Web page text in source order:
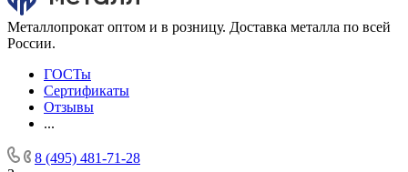
Металлопрокат оптом и в розницу. Доставка металла по всей
России.
ГОСТы
Сертификаты
Отзывы
...
8 (495) 481-71-28